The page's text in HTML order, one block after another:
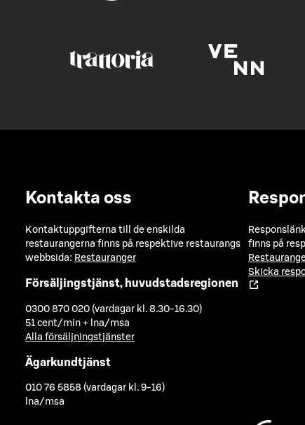
Kontakta oss
Kontaktuppgifterna till de enskilda
restaurangerna finns på respektive restaurangs
webbsida: Restauranger
Försäljingstjänst, huvudstadsregionen
0300 870 020 (vardagar kl. 8.30-16.30)
51 cent/min + lna/msa
Alla försäljningstjänster
Ägarkundtjänst
010 76 5858 (vardagar kl. 9-16)
lna/msa
finns på
Skicka